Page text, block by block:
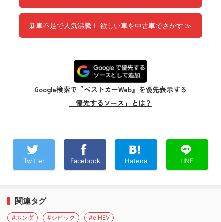
新車不足で人気沸騰！ 欲しい車を中古車でさがす ≫
Google検索で『ベストカーWeb』を優先表示する
「優先するソース」とは？
Twitter Facebook Hatena LINE
関連タグ
#ホンダ #シビック #e:HEV